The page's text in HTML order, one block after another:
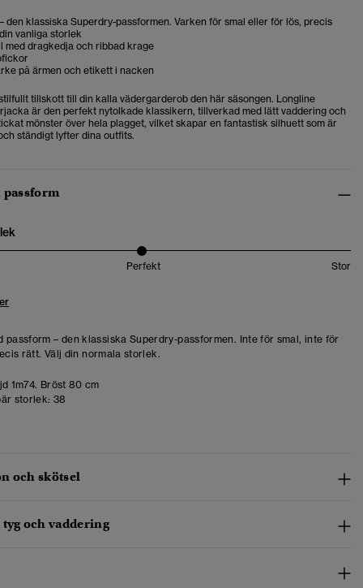
den klassiska Superdry-passformen. Varken för smal eller för lös, precis
vanliga storlek
med dragkedja och ribbad krage
på ärmen och etikett i nacken
tillskott till din kalla vädergarderob den här säsongen. Longline
är den perfekt nytolkade klassikern, tillverkad med lätt vaddering och
mönster över hela plagget, vilket skapar en fantastisk silhuett som är
ständigt lyfter dina outfits.
Perfekt Stor
passform – den klassiska Superdry-passformen. Inte för smal, inte för
rätt. Välj din normala storlek.
1m74. Bröst 80 cm
storlek: 38
och skötsel
och vaddering